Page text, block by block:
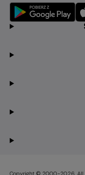
Copyright © 2000-2026. All